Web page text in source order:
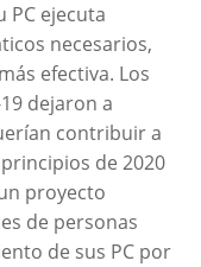
PC ejecuta
necesarios,
efectiva. Los
dejaron a
contribuir a
de 2020
proyecto
de personas
de sus PC por